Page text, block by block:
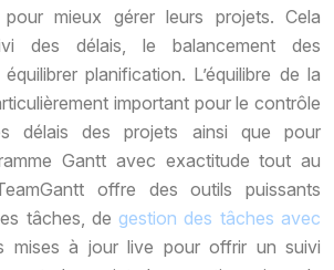
pour mieux gérer leurs projets. Cela
des délais, le balancement des
planification. L’équilibre de la
important pour le contrôle
délais des projets ainsi que pour
Gantt avec exactitude tout au
offre des outils puissants
tâches, degestion des tâches avec
mises à jour live pour offrir un suivi